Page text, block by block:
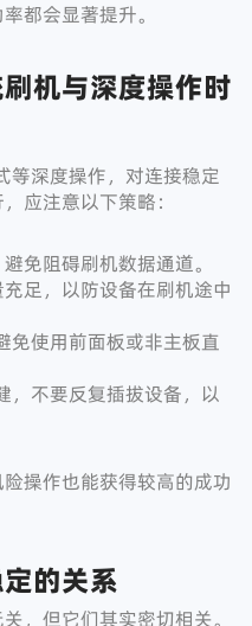
都会显著提升。
机与深度操作时
等深度操作，对连接稳定
应注意以下策略：
免阻碍刷机数据通道。
足，以防设备在刷机途中
免使用前面板或非主板直
，不要反复插拔设备，以
操作也能获得较高的成功
的关系
，但它们其实密切相关。